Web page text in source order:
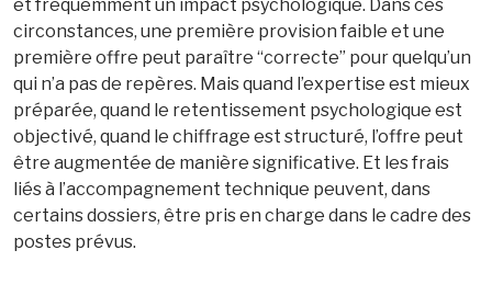
et fréquemment un impact psychologique. Dans ces
circonstances, une première provision faible et une
première offre peut paraître “correcte” pour quelqu’un
qui n’a pas de repères. Mais quand l’expertise est mieux
préparée, quand le retentissement psychologique est
objectivé, quand le chiffrage est structuré, l’offre peut
être augmentée de manière significative. Et les frais
liés à l’accompagnement technique peuvent, dans
certains dossiers, être pris en charge dans le cadre des
postes prévus.